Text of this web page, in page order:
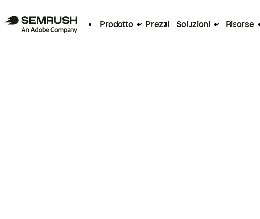
Prodotto Prezzi Soluzioni Risorse